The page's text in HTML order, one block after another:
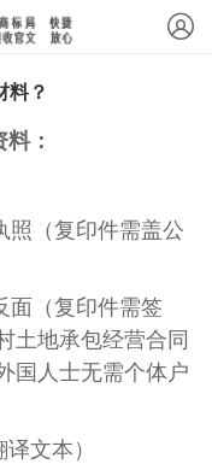
料？
：
照（复印件需盖公
面（复印件需签
土地承包经营合同
国人士无需个体户
文本）